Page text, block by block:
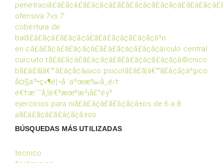
ofensiva 7vs 7
cobertura de
balã£â£ã¢â£ã£â¢ã¢â£ã£â£ã¢â¢ã£â¢ã¢â³n
en cã£â£ã¢â£ã£â¢ã¢â£ã£â£ã¢â¢ã£â¢ã¢ârculo central
curcuito tã£â£ã¢â£ã£â¢ã¢â£ã£â£ã¢â¢ã£â¢ã¢â©cnico
bã£â£ã¦â€™ã£â¢ã¢â¡sico psicolã£â£ã¦â€™ã£â¢ã¢â³gico
å¤§äº•ç«¶é¦¬å ´äºœæ‰‹å¸‚é›†
é€†æˆ˜å¸¦è€³æœºæ²¡å£°éÿ³
ejercicios para niã£â£ã¢â£ã£â¢ã¢â±os de 6 a 8
aã£â£ã¢â£ã£â¢ã¢â±os
BÚSQUEDAS MÁS UTILIZADAS
tecnico